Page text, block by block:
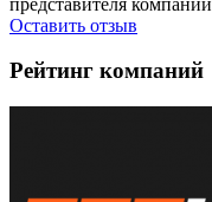
Оставить отзыв
Рейтинг компаний